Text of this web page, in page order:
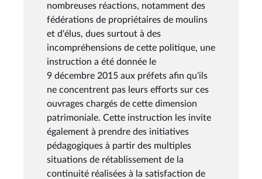
nombreuses réactions, notamment des
fédérations de propriétaires de moulins
et d'élus, dues surtout à des
incompréhensions de cette politique, une
instruction a été donnée le
9 décembre 2015 aux préfets afin qu'ils
ne concentrent pas leurs efforts sur ces
ouvrages chargés de cette dimension
patrimoniale. Cette instruction les invite
également à prendre des initiatives
pédagogiques à partir des multiples
situations de rétablissement de la
continuité réalisées à la satisfaction de